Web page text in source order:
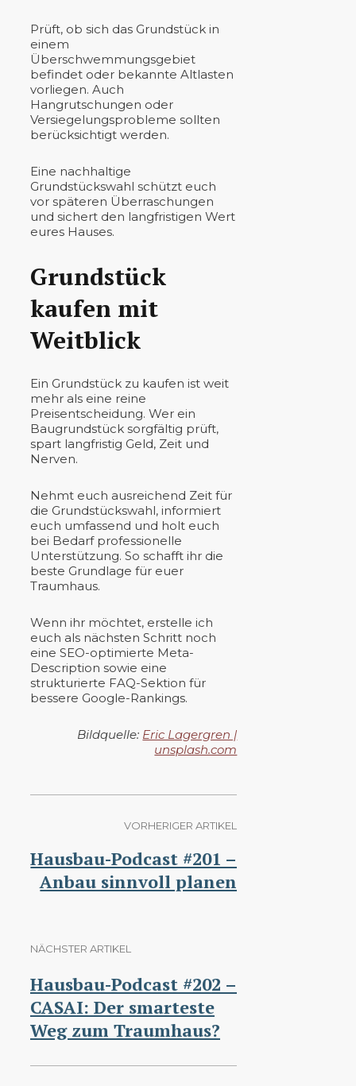
Prüft, ob sich das Grundstück in
einem
Überschwemmungsgebiet
befindet oder bekannte Altlasten
vorliegen. Auch
Hangrutschungen oder
Versiegelungsprobleme sollten
berücksichtigt werden.
Eine nachhaltige
Grundstückswahl schützt euch
vor späteren Überraschungen
und sichert den langfristigen Wert
eures Hauses.
Grundstück
kaufen mit
Weitblick
Ein Grundstück zu kaufen ist weit
mehr als eine reine
Preisentscheidung. Wer ein
Baugrundstück sorgfältig prüft,
spart langfristig Geld, Zeit und
Nerven.
Nehmt euch ausreichend Zeit für
die Grundstückswahl, informiert
euch umfassend und holt euch
bei Bedarf professionelle
Unterstützung. So schafft ihr die
beste Grundlage für euer
Traumhaus.
Wenn ihr möchtet, erstelle ich
euch als nächsten Schritt noch
eine SEO-optimierte Meta-
Description sowie eine
strukturierte FAQ-Sektion für
bessere Google-Rankings.
Bildquelle: Eric Lagergren |
unsplash.com
VORHERIGER ARTIKEL
Hausbau-Podcast #201 –
Anbau sinnvoll planen
NÄCHSTER ARTIKEL
Hausbau-Podcast #202 –
CASAI: Der smarteste
Weg zum Traumhaus?